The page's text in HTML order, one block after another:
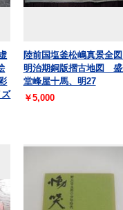
陸前国塩釜松嶋真景全
明治期銅版摺古地図
堂峰屋十馬、明27
￥5,000